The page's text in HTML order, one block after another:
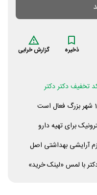
ذخیره گزارش خرابی
تخفیف دکتر دکتر
برای تهیه دارو
آرایشی بهداشتی اصل
با لمس «لینک خرید»